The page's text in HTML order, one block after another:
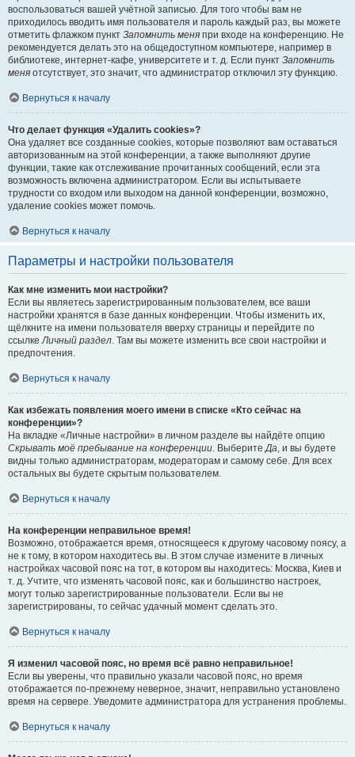
воспользоваться вашей учётной записью. Для того чтобы вам не
приходилось вводить имя пользователя и пароль каждый раз, вы можете
отметить флажком пункт Запомнить меня при входе на конференцию. Не
рекомендуется делать это на общедоступном компьютере, например в
библиотеке, интернет-кафе, университете и т. д. Если пункт Запомнить
меня отсутствует, это значит, что администратор отключил эту функцию.
Вернуться к началу
Что делает функция «Удалить cookies»?
Она удаляет все созданные cookies, которые позволяют вам оставаться
авторизованным на этой конференции, а также выполняют другие
функции, такие как отслеживание прочитанных сообщений, если эта
возможность включена администратором. Если вы испытываете
трудности со входом или выходом на данной конференции, возможно,
удаление cookies может помочь.
Вернуться к началу
Параметры и настройки пользователя
Как мне изменить мои настройки?
Если вы являетесь зарегистрированным пользователем, все ваши
настройки хранятся в базе данных конференции. Чтобы изменить их,
щёлкните на имени пользователя вверху страницы и перейдите по
ссылкеЛичный раздел. Там вы можете изменить все свои настройки и
предпочтения.
Вернуться к началу
Как избежать появления моего имени в списке «Кто сейчас на
конференции»?
На вкладке «Личные настройки» в личном разделе вы найдёте опцию
Скрывать моё пребывание на конференции. ВыберитеДа, и вы будете
видны только администраторам, модераторам и самому себе. Для всех
остальных вы будете скрытым пользователем.
Вернуться к началу
На конференции неправильное время!
Возможно, отображается время, относящееся к другому часовому поясу, а
не к тому, в котором находитесь вы. В этом случае измените в личных
настройках часовой пояс на тот, в котором вы находитесь: Москва, Киев и
т. д. Учтите, что изменять часовой пояс, как и большинство настроек,
могут только зарегистрированные пользователи. Если вы не
зарегистрированы, то сейчас удачный момент сделать это.
Вернуться к началу
Я изменил часовой пояс, но время всё равно неправильное!
Если вы уверены, что правильно указали часовой пояс, но время
отображается по-прежнему неверное, значит, неправильно установлено
время на сервере. Уведомите администратора для устранения проблемы.
Вернуться к началу